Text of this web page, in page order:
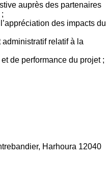
auprès des partenaires
des impacts du
relatif à la
de performance du projet ;
Harhoura 12040